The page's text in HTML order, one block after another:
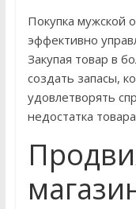
Покупка мужской
эффективно
Закупая товар в
создать запасы,
удовлетворять
недостатка